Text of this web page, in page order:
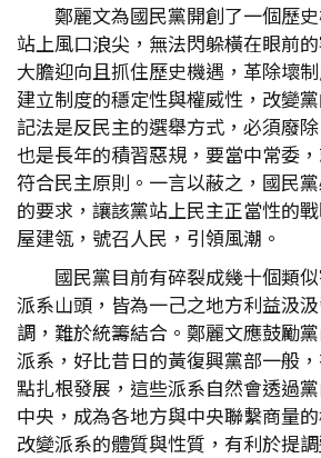
鄭麗文為國民黨開創了一個歷
站上風口浪尖，無法閃躲橫在眼前
大膽迎向且抓住歷史機遇，革除壞
建立制度的穩定性與權威性，改變
記法是反民主的選舉方式，必須廢
也是長年的積習惡規，要當中常委
符合民主原則。一言以蔽之，國民
的要求，讓該黨站上民主正當性的
屋建瓴，號召人民，引領風潮。
國民黨目前有碎裂成幾十個類
派系山頭，皆為一己之地方利益汲
調，難於統籌結合。鄭麗文應鼓勵
派系，好比昔日的黃復興黨部一般
點扎根發展，這些派系自然會透過
中央，成為各地方與中央聯繫商量
改變派系的體質與性質，有利於提